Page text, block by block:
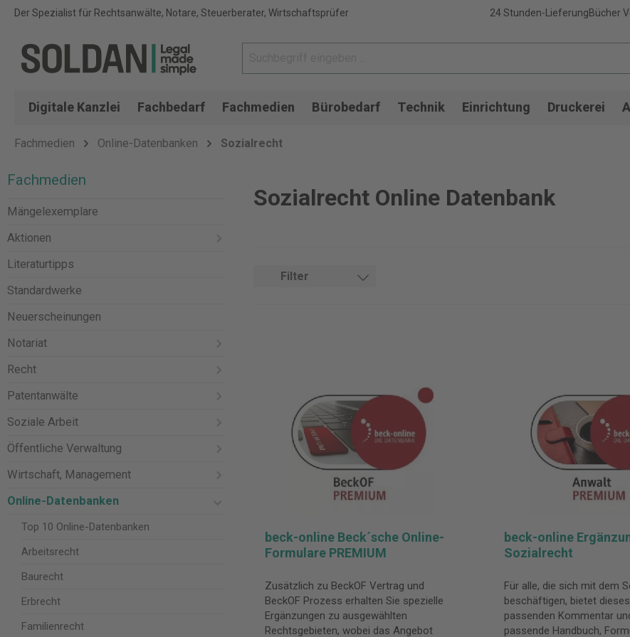
Der Spezialist für Rechtsanwälte, Notare, Steuerberater, Wirtschaftsprüfer 24 Stunden-LieferungBücher
Digitale Kanzlei Fachbedarf Fachmedien Bürobedarf Technik Einrichtung Druckerei
Fachmedien Online-Datenbanken Sozialrecht
Fachmedien
Mängelexemplare
Aktionen
Literaturtipps
Standardwerke
Neuerscheinungen
Notariat
Recht
Patentanwälte
Soziale Arbeit
Öffentliche Verwaltung
Wirtschaft, Management
Online-Datenbanken
Top 10 Online-Datenbanken
Arbeitsrecht
Baurecht
Erbrecht
Familienrecht
Sozialrecht Online Datenbank
Filter
beck-online Beck´sche Online-
Formulare PREMIUM
Zusätzlich zu BeckOF Vertrag und
BeckOF Prozess erhalten Sie spezielle
Ergänzungen zu ausgewählten
Rechtsgebieten, wobei das Angebot
beck-online
Sozialrecht
Für alle, die sich mit dem
beschäftigen, bietet
passenden Kommentar
passende Handbuch,